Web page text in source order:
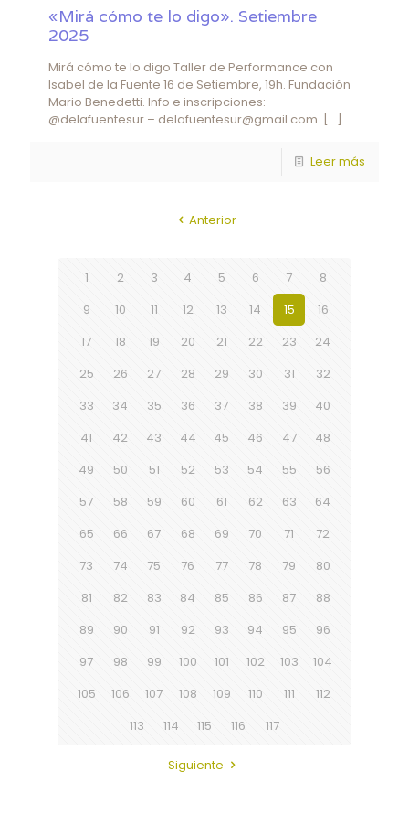
«Mirá cómo te lo digo». Setiembre
2025
Mirá cómo te lo digo Taller de Performance con
Isabel de la Fuente 16 de Setiembre, 19h. Fundación
Mario Benedetti. Info e inscripciones:
@delafuentesur – delafuentesur@gmail.com […]
Leer más
Anterior
1 2 3 4 5 6 7
8
9
10 11 12 13 14 15
16
17
18 19 20 21 22 23
24
25
26 27 28 29 30 31
32
33
34 35 36 37 38 39
40
41
42 43 44 45 46 47
48
49
50 51 52 53 54 55
56
57
58 59 60 61 62 63
64
65
66 67 68 69 70 71
72
73
74 75 76 77 78 79
80
81
82 83 84 85 86 87
88
89
90 91 92 93 94 95
96
97
98 99 100 101 102 103
104
105
106 107 108 109 110 111
112
113
114 115 116 117
Siguiente